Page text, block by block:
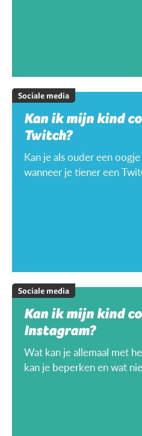
Sociale media
Kan ik mijn kind
Twitch?
Kan je als ouder een
wanneer je tiener een
Sociale media
Kan ik mijn kind
Instagram?
Wat kan je allemaal met
kan je beperken en wat